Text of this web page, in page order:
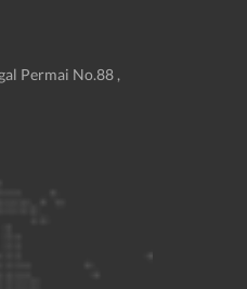
Permai No.88 ,